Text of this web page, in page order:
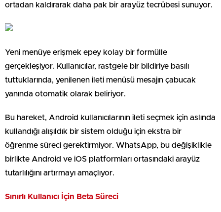
ortadan kaldırarak daha pak bir arayüz tecrübesi sunuyor.
Yeni menüye erişmek epey kolay bir formülle
gerçekleşiyor. Kullanıcılar, rastgele bir bildiriye basılı
tuttuklarında, yenilenen ileti menüsü mesajın çabucak
yanında otomatik olarak beliriyor.
Bu hareket, Android kullanıcılarının ileti seçmek için aslında
kullandığı alışıldık bir sistem olduğu için ekstra bir
öğrenme süreci gerektirmiyor. WhatsApp, bu değişiklikle
birlikte Android ve iOS platformları ortasındaki arayüz
tutarlılığını artırmayı amaçlıyor.
Sınırlı Kullanıcı İçin Beta Süreci